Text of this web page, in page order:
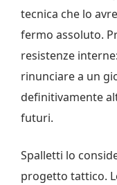
tecnica che lo
fermo assoluto.
resistenze
rinunciare a un
definitivamente
futuri.
Spalletti lo
progetto tattico.